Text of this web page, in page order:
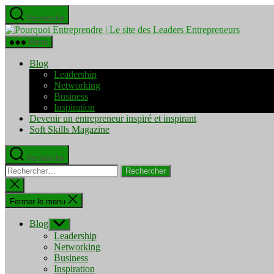
Aller
au
contenu
Recherche
Pourquoi
Menu
Blog
Leadership
Networking
Business
Inspiration
Devenir un entrepreneur inspiré et inspirant
Soft Skills Magazine
Recherche
Rechercher :
Fermer
la
recherche
Fermer le menu
Blog Afficher
le
sous-
menu
Leadership
Networking
Business
Inspiration